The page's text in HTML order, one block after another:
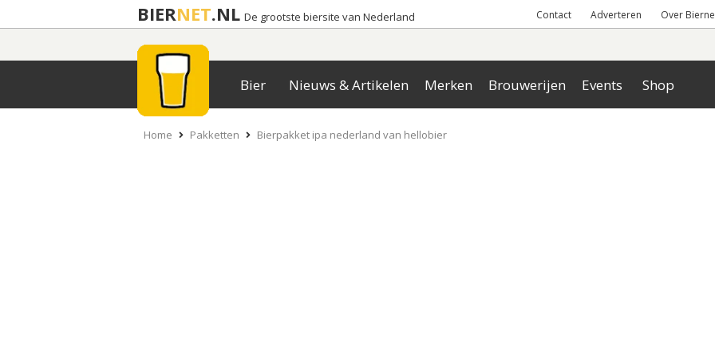
BIERNET.NL De grootste biersite van Nederland Contact Adverteren Over
Bier Nieuws & Artikelen Merken Brouwerijen Events Shop
Home Pakketten Bierpakket ipa nederland van hellobier